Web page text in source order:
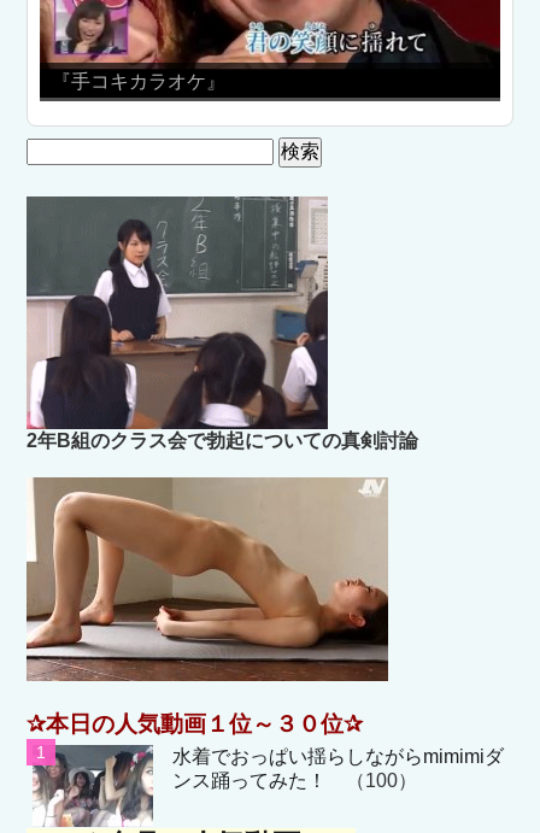
コキカラオケ』
2年B組のクラス会で勃起についての真剣討論
✰本日の人気動画１位～３０位✰
水着でおっぱい揺らしながらmimimiダ
ンス踊ってみた！
（100）